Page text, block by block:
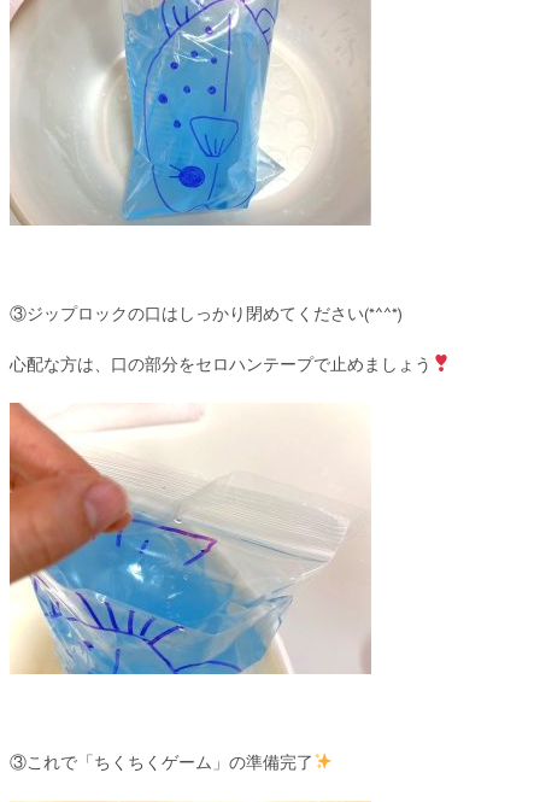
③ジップロックの口はしっかり閉めてください(*^^*)
心配な方は、口の部分をセロハンテープで止めましょう
③これで「ちくちくゲーム」の準備完了